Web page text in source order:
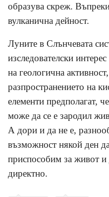
образува скреж.
вулканична дейност.
Луните в Слънчевата
изследователски
на геологична
разпространението на
елементи предполагат,
може да се е зародил
А дори и да не е,
възможност някой ден
приспособим за живот и
директно.